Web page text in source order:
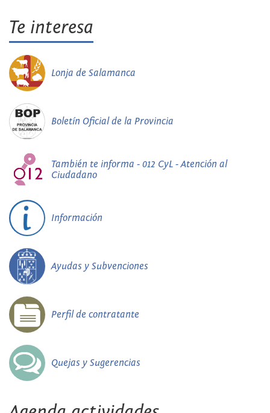
Te interesa
Lonja de Salamanca
Boletín Oficial de la Provincia
También te informa - 012 CyL - Atención al
Ciudadano
Información
Ayudas y Subvenciones
Perfil de contratante
Quejas y Sugerencias